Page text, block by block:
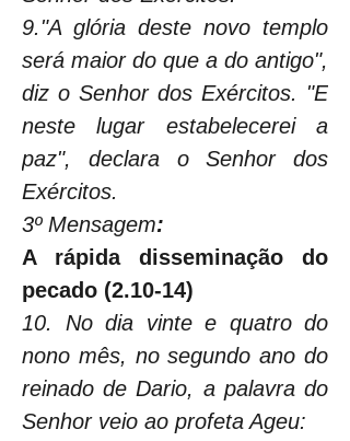
9."A glória deste novo templo
será maior do que a do antigo",
diz o Senhor dos Exércitos. "E
neste lugar estabelecerei a
paz", declara o Senhor dos
Exércitos.
3º Mensagem:
A rápida disseminação do
pecado (2.10-14)
10. No dia vinte e quatro do
nono mês, no segundo ano do
reinado de Dario, a palavra do
Senhor veio ao profeta Ageu: